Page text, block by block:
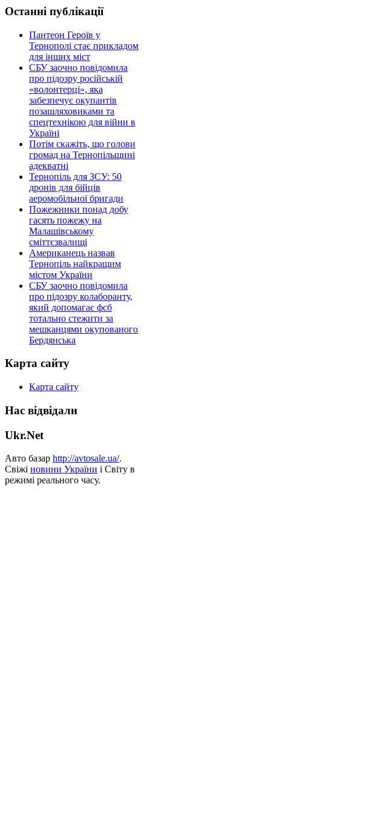
Останні публікації
Пантеон Героїв у
Тернополі стає прикладом
для інших міст
СБУ заочно повідомила
про підозру російській
«волонтерці», яка
забезпечує окупантів
позашляховиками та
спецтехнікою для війни в
Україні
Потім скажіть, що голови
громад на Тернопільщині
адекватні
Тернопіль для ЗСУ: 50
дронів для бійців
аеромобільної бригади
Пожежники понад добу
гасять пожежу на
Малашівському
сміттєзвалищі
Американець назвав
Тернопіль найкращим
містом України
СБУ заочно повідомила
про підозру колаборанту,
який допомагає фсб
тотально стежити за
мешканцями окупованого
Бердянська
Карта сайту
Карта сайту
Нас відвідали
Ukr.Net
Авто базар http://avtosale.ua/.
Свіжі новини України і Світу в
режимі реального часу.